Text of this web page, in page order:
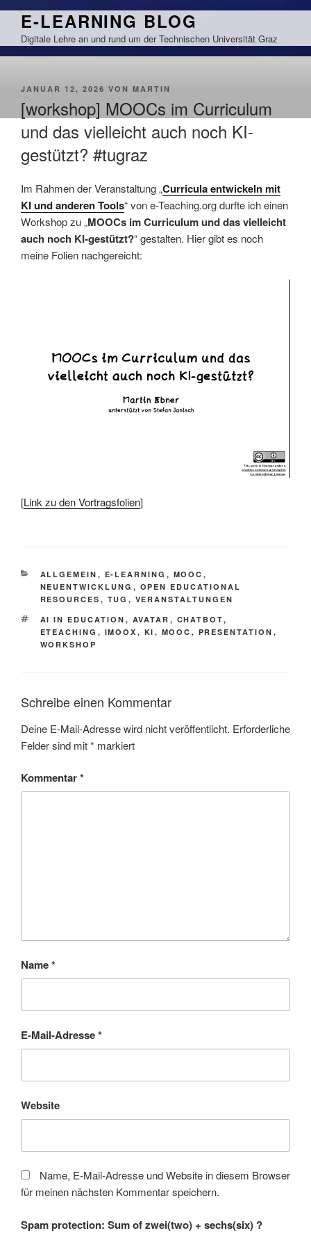
Zum
springen
E-LEARNING BLOG
Digitale Lehre an und rund um der Technischen Universität Graz
VERÖFFENTLICHT
JANUAR 12, 2026 VON MARTIN
[workshop] MOOCs im Curriculum
und das vielleicht auch noch KI-
gestützt? #tugraz
Im Rahmen der Veranstaltung „Curricula entwickeln mit
KI und anderen Tools“ von e-Teaching.org durfte ich einen
Workshop zu „MOOCs im Curriculum und das vielleicht
auch noch KI-gestützt?“ gestalten. Hier gibt es noch
meine Folien nachgereicht:
[Link zu den Vortragsfolien]
KATEGORIEN
ALLGEMEIN , E-LEARNING , MOOC ,
NEUENTWICKLUNG , OPEN EDUCATIONAL
RESOURCES , TUG , VERANSTALTUNGEN
SCHLAGWÖRTER
AI IN EDUCATION , AVATAR , CHATBOT,
ETEACHING , IMOOX , KI , MOOC , PRESENTATION ,
WORKSHOP
Schreibe einen Kommentar
Deine E-Mail-Adresse wird nicht veröffentlicht. Erforderliche
Felder sind mit* markiert
Kommentar*
Name*
E-Mail-Adresse*
Website
Name, E-Mail-Adresse und Website in diesem Browser
für meinen nächsten Kommentar speichern.
Spam protection: Sum of zwei(two) + sechs(six) ?